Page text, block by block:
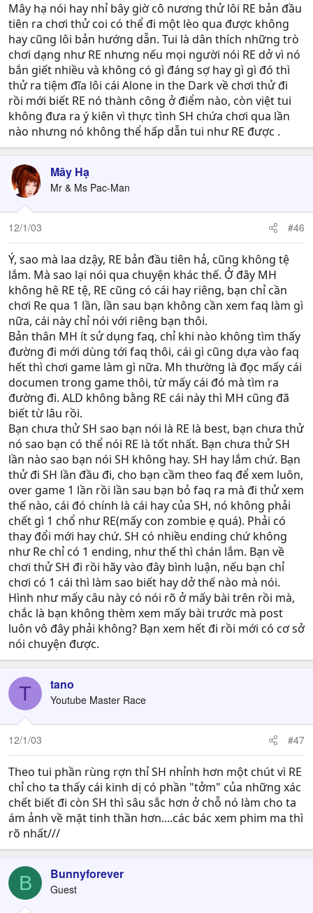
Mây hạ nói hay nhỉ bây giờ cô nương thử lôi RE bản đầu
tiên ra chơi thử coi có thể đi một lèo qua được không
hay cũng lôi bản hướng dẫn. Tui là dân thích những trò
chơi dạng như RE nhưng nếu mọi người nói RE dở vì nó
bắn giết nhiều và không có gì đáng sợ hay gì gì đó thì
thử ra tiệm đĩa lôi cái Alone in the Dark về chơi thử đi
rồi mới biết RE nó thành công ở điểm nào, còn việt tui
không đưa ra ý kiên vì thực tình SH chứa chơi qua lần
nào nhưng nó không thể hấp dẫn tui như RE được .
Mây Hạ
Mr & Ms Pac-Man
12/1/03 #46
Ý, sao mà laa dzậy, RE bản đầu tiên hả, cũng không tệ
lắm. Mà sao lại nói qua chuyện khác thế. Ở đây MH
không hê RE tệ, RE cũng có cái hay riêng, bạn chỉ cần
chơi Re qua 1 lần, lần sau bạn không cần xem faq làm gì
nữa, cái này chỉ nói với riêng bạn thôi.
Bản thân MH ít sử dụng faq, chỉ khi nào không tìm thấy
đường đi mới dùng tới faq thôi, cái gì cũng dựa vào faq
hết thì chơi game làm gì nữa. Mh thường là đọc mấy cái
documen trong game thôi, từ mấy cái đó mà tìm ra
đường đi. ALD không bằng RE cái này thì MH cũng đã
biết từ lâu rồi.
Bạn chưa thử SH sao bạn nói là RE là best, bạn chưa thử
nó sao bạn có thể nói RE là tốt nhất. Bạn chưa thử SH
lần nào sao bạn nói SH không hay. SH hay lắm chứ. Bạn
thử đi SH lần đầu đi, cho bạn cầm theo faq để xem luôn,
over game 1 lần rồi lần sau bạn bỏ faq ra mà đi thử xem
thế nào, cái đó chính là cái hay của SH, nó không phải
chết gì 1 chổ như RE(mấy con zombie ẹ quá). Phải có
thay đổi mới hay chứ. SH có nhiều ending chứ không
như Re chỉ có 1 ending, như thế thì chán lắm. Bạn về
chơi thử SH đi rồi hãy vào đây bình luận, nếu bạn chỉ
chơi có 1 cái thì làm sao biết hay dở thế nào mà nói.
Hình như mấy câu này có nói rõ ở mấy bài trên rồi mà,
chắc là bạn không thèm xem mấy bài trước mà post
luôn vô đây phải không? Bạn xem hết đi rồi mới có cơ sở
nói chuyện được.
T tano
Youtube Master Race
12/1/03 #47
Theo tui phần rùng rợn thỉ SH nhỉnh hơn một chút vì RE
chỉ cho ta thấy cái kinh dị có phần "tởm" của những xác
chết biết đi còn SH thì sâu sắc hơn ở chỗ nó làm cho ta
ám ảnh về mặt tinh thần hơn....các bác xem phim ma thì
rõ nhất///
B Bunnyforever
Guest